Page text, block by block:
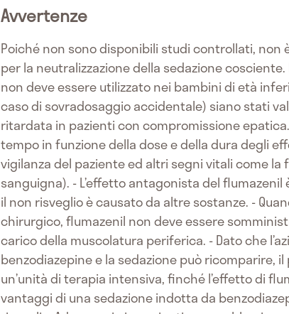
Avvertenze
Poiché non sono disponibili studi controllati, non
per la neutralizzazione della sedazione
non deve essere utilizzato nei bambini di età
caso di sovradosaggio accidentale) siano stati
ritardata in pazienti con compromissione
tempo in funzione della dose e della dura degli
vigilanza del paziente ed altri segni vitali come
sanguigna). - L’effetto antagonista del
il non risveglio è causato da altre sostanze. -
chirurgico, flumazenil non deve essere
carico della muscolatura periferica. - Dato che
benzodiazepine e la sedazione può
un’unità di terapia intensiva, finché l’effetto di
vantaggi di una sedazione indotta da